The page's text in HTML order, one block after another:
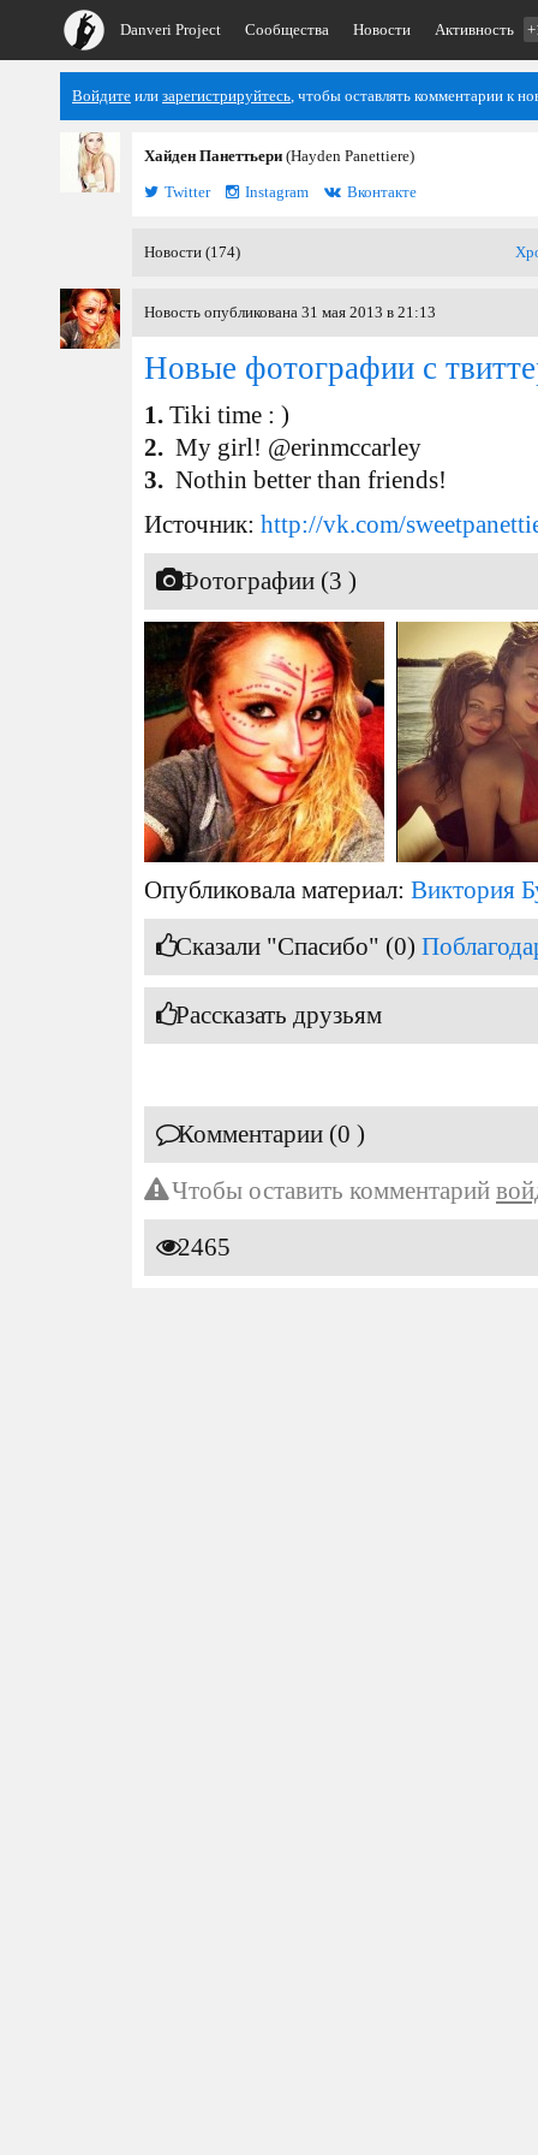
Danveri Project Сообщества Новости Активность
Войдите или зарегистрируйтесь, чтобы оставлять комментарии к
Хайден Панеттьери (Hayden Panettiere)
Twitter
Instagram Вконтакте
Новости (174)
Новость опубликована 31 мая 2013 в 21:13
Новые фотографии с
1. Tiki time : )
2. My girl! @erinmccarley
3. Nothin better than friends!
Источник: http://vk.com/
Фотографии (3 )
Опубликовала материал: Виктория
Сказали "Спасибо" (0)
Рассказать друзьям
Комментарии (0 )
Чтобы оставить комментарий
2465